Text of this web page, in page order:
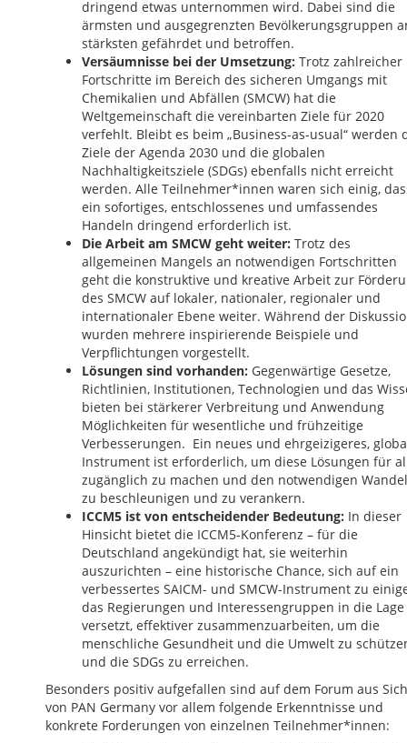
dringend etwas unternommen wird. Dabei sind die
ärmsten und ausgegrenzten Bevölkerungsgruppen
stärksten gefährdet und betroffen.
Versäumnisse bei der Umsetzung: Trotz zahlreicher
Fortschritte im Bereich des sicheren Umgangs mit
Chemikalien und Abfällen (SMCW) hat die
Weltgemeinschaft die vereinbarten Ziele für 2020
verfehlt. Bleibt es beim „Business-as-usual“ werden
Ziele der Agenda 2030 und die globalen
Nachhaltigkeitsziele (SDGs) ebenfalls nicht erreicht
werden. Alle Teilnehmer*innen waren sich einig,
ein sofortiges, entschlossenes und umfassendes
Handeln dringend erforderlich ist.
Die Arbeit am SMCW geht weiter: Trotz des
allgemeinen Mangels an notwendigen Fortschritten
geht die konstruktive und kreative Arbeit zur
des SMCW auf lokaler, nationaler, regionaler und
internationaler Ebene weiter. Während der
wurden mehrere inspirierende Beispiele und
Verpflichtungen vorgestellt.
Lösungen sind vorhanden: Gegenwärtige Gesetze,
Richtlinien, Institutionen, Technologien und das
bieten bei stärkerer Verbreitung und Anwendung
Möglichkeiten für wesentliche und frühzeitige
Verbesserungen. Ein neues und ehrgeizigeres,
Instrument ist erforderlich, um diese Lösungen für
zugänglich zu machen und den notwendigen Wandel
zu beschleunigen und zu verankern.
ICCM5 ist von entscheidender Bedeutung: In dieser
Hinsicht bietet die ICCM5-Konferenz – für die
Deutschland angekündigt hat, sie weiterhin
auszurichten – eine historische Chance, sich auf ein
verbessertes SAICM- und SMCW-Instrument zu
das Regierungen und Interessengruppen in die Lage
versetzt, effektiver zusammenzuarbeiten, um die
menschliche Gesundheit und die Umwelt zu
und die SDGs zu erreichen.
Besonders positiv aufgefallen sind auf dem Forum aus
von PAN Germany vor allem folgende Erkenntnisse und
konkrete Forderungen von einzelnen Teilnehmer*innen: